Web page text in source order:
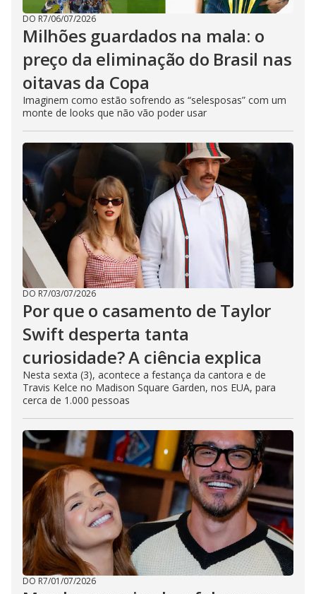
DO R7/06/07/2026
Milhões guardados na mala: o
preço da eliminação do Brasil nas
oitavas da Copa
Imaginem como estão sofrendo as “selesposas” com um
monte de looks que não vão poder usar
DO R7/03/07/2026
Por que o casamento de Taylor
Swift desperta tanta
curiosidade? A ciência explica
Nesta sexta (3), acontece a festança da cantora e de
Travis Kelce no Madison Square Garden, nos EUA, para
cerca de 1.000 pessoas
DO R7/01/07/2026